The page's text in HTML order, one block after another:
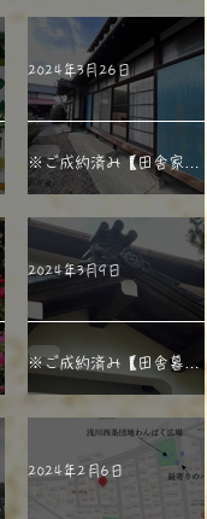
で過ごすことで、得られ
る時間の使い方が変わり
ます
※ご成約済み【田舎家】
須坂市 風情のある建物
が、新たな物語を生む
（五右衛門風呂付き）
2024年3月26日
※ご成約済み【田舎暮ら
し】＋【利便性良好】が
両立できるハイブリッド
2024年3月9日
2024年2月6日